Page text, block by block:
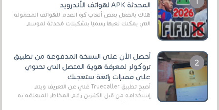
المحدثة APK لهواتف الأندرويد
هناك بالفعل بعض ألعاب كرة القدم للهواتف المحمولة
التي يمكنك لعبها رسميًا بتشكيلات مُحدثة لموسم
أحصل الآن على النسخة المدفوعة من تطبيق
تروكولر لمعرفة هوية المتصل التي تحتوي
على مميزات رائعة ستعجبك
أصبح تطبيق Truecaller غني عن التعريف ويتم
إستخدامه من قبل الكثيرين رغم المخاطر المتعلقه به